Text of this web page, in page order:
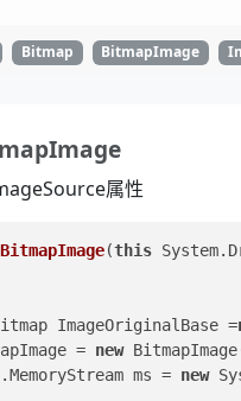
Bitmap BitmapImage
属性
(this
ImageOriginalBase =
=
new
ms = new